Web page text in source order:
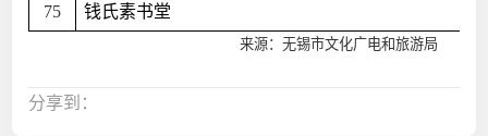
75 钱氏素书堂
来源：无锡市文化广电和旅游局
分享到：